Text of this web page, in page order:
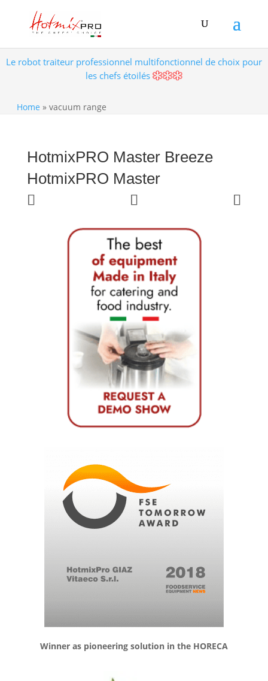
Le robot traiteur professionnel multifonctionnel de choix pour
les chefs étoilés
Home » vacuum range
HotmixPRO Master Breeze
HotmixPRO Master
Winner as pioneering solution in the HORECA